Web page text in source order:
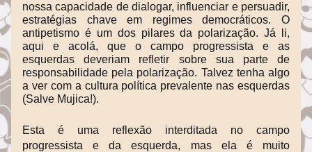
nossa capacidade de dialogar, influenciar e persuadir,
estratégias chave em regimes democráticos. O
antipetismo é um dos pilares da polarização. Já li,
aqui e acolá, que o campo progressista e as
esquerdas deveriam refletir sobre sua parte de
responsabilidade pela polarização. Talvez tenha algo
a ver com a cultura política prevalente nas esquerdas
(Salve Mujica!).
Esta é uma reflexão interditada no campo
progressista e da esquerda, mas ela é muito